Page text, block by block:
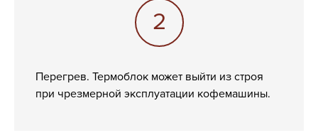
Перегрев. Термоблок может выйти из строя
при чрезмерной эксплуатации кофемашины.